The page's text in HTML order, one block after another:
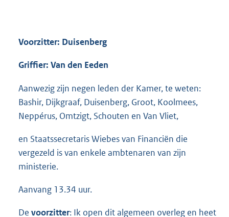
Voorzitter: Duisenberg
Griffier: Van den Eeden
Aanwezig zijn negen leden der Kamer, te weten:
Bashir, Dijkgraaf, Duisenberg, Groot, Koolmees,
Neppérus, Omtzigt, Schouten en Van Vliet,
en Staatssecretaris Wiebes van Financiën die
vergezeld is van enkele ambtenaren van zijn
ministerie.
Aanvang 13.34 uur.
De voorzitter: Ik open dit algemeen overleg en heet